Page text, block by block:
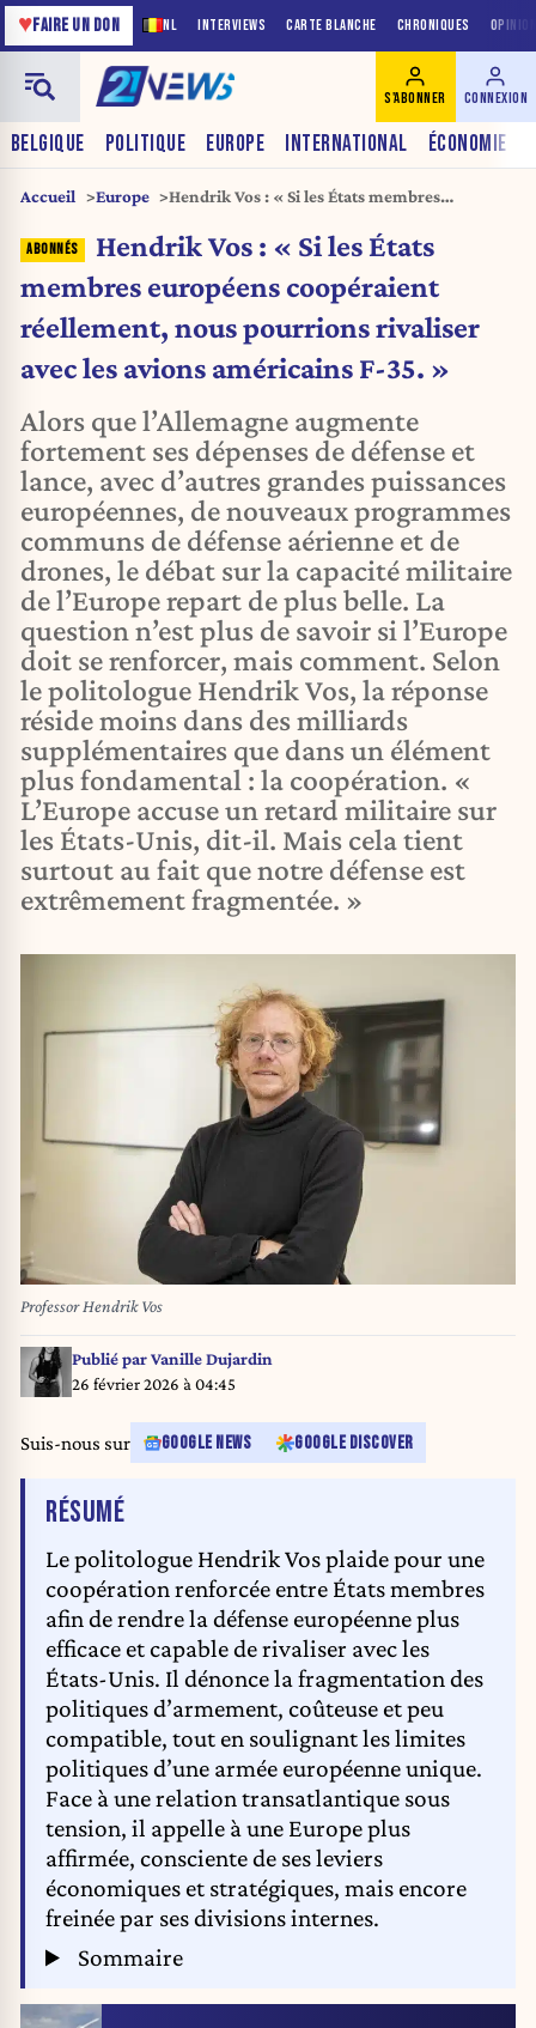
NL INTERVIEWS CARTE BLANCHE CHRONIQUES
♥FAIRE UN DON
BELGIQUE POLITIQUE EUROPE INTERNATIONAL ÉCONOMIE
S'ABONNER CONNEXION
Accueil Europe
Hendrik Vos : « Si les États membres
pourrions rivaliser avec les avions américains
Hendrik Vos : « Si les États
membres européens coopéraient
réellement, nous pourrions rivaliser
avec les avions américains F-35. »
Alors que l’Allemagne augmente
fortement ses dépenses de défense et
lance, avec d’autres grandes puissances
européennes, de nouveaux programmes
communs de défense aérienne et de
drones, le débat sur la capacité militaire
de l’Europe repart de plus belle. La
question n’est plus de savoir si l’Europe
doit se renforcer, mais comment. Selon
le politologue Hendrik Vos, la réponse
réside moins dans des milliards
supplémentaires que dans un élément
plus fondamental : la coopération. «
L’Europe accuse un retard militaire sur
les États-Unis, dit-il. Mais cela tient
surtout au fait que notre défense est
extrêmement fragmentée. »
Professor Hendrik Vos
Publié parVanille Dujardin
26 février 2026 à 04:45
Suis-nous sur GOOGLE NEWS GOOGLE DISCOVER
RÉSUMÉDE L'ARTICLE
Le politologue Hendrik Vos plaide pour une
coopération renforcée entre États membres
afin de rendre la défense européenne plus
efficace et capable de rivaliser avec les
États-Unis. Il dénonce la fragmentation des
politiques d’armement, coûteuse et peu
compatible, tout en soulignant les limites
politiques d’une armée européenne unique.
Face à une relation transatlantique sous
tension, il appelle à une Europe plus
affirmée, consciente de ses leviers
économiques et stratégiques, mais encore
freinée par ses divisions internes.
Sommaire